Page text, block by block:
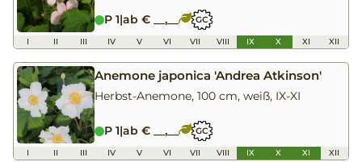
P 1|ab € __,__ GC
I II III IV V VI VII VIII IX X XI XII
Anemone japonica 'Andrea Atkinson'
Herbst-Anemone, 100 cm, weiß, IX-XI
P 1|ab € __,__ GC
I II III IV V VI VII VIII IX X XI XII